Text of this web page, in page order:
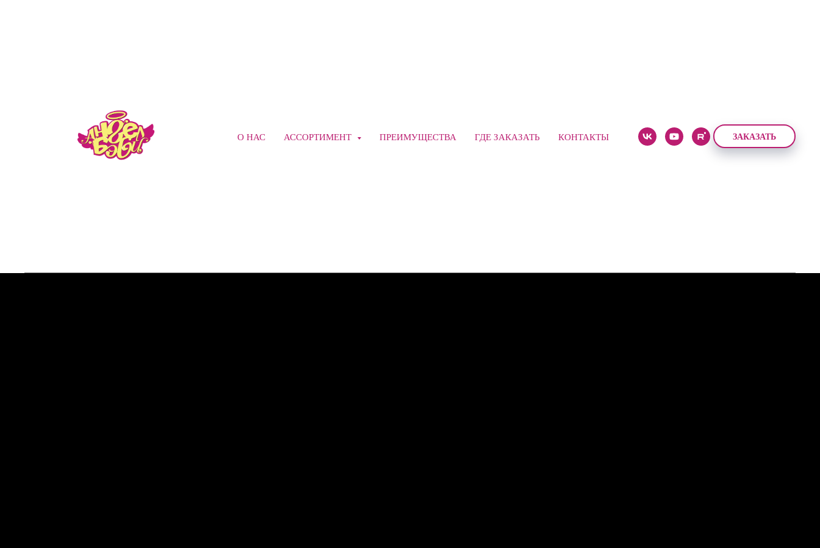
О НАС АССОРТИМЕНТ ПРЕИМУЩЕСТВА ГДЕ ЗАКАЗАТЬ КОНТАКТЫ ЗАКАЗАТЬ